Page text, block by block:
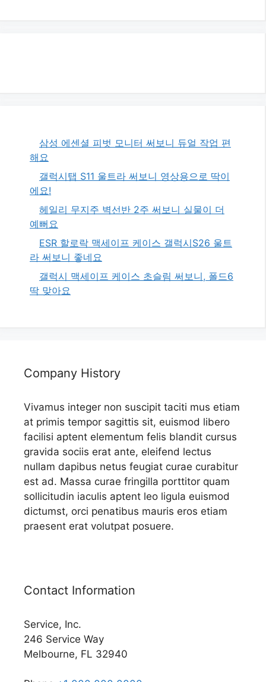
삼성 에센셜 피벗 모니터 써보니 듀얼 작업 편
해요
갤럭시탭 S11 울트라 써보니 영상용으로 딱이
에요!
헤일리 무지주 벽선반 2주 써보니 실물이 더
예뻐요
ESR 할로락 맥세이프 케이스 갤럭시S26 울트
라 써보니 좋네요
갤럭시 맥세이프 케이스 초슬림 써보니, 폴드6
딱 맞아요
Company History
Vivamus integer non suscipit taciti mus etiam
at primis tempor sagittis sit, euismod libero
facilisi aptent elementum felis blandit cursus
gravida sociis erat ante, eleifend lectus
nullam dapibus netus feugiat curae curabitur
est ad. Massa curae fringilla porttitor quam
sollicitudin iaculis aptent leo ligula euismod
dictumst, orci penatibus mauris eros etiam
praesent erat volutpat posuere.
Contact Information
Service, Inc.
246 Service Way
Melbourne, FL 32940